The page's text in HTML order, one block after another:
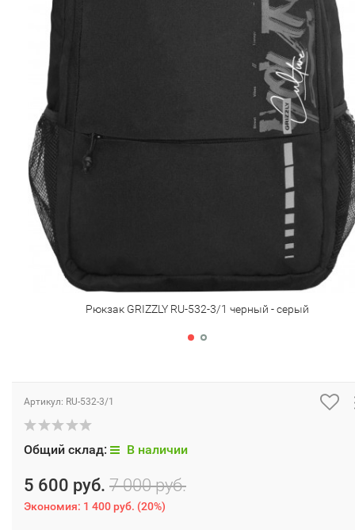
Рюкзак GRIZZLY RU-532-3/1 черный - серый
Артикул: RU-532-3/1
Общий склад: В наличии
5 600 руб. 7 000 руб.
Экономия: 1 400 руб. (20%)